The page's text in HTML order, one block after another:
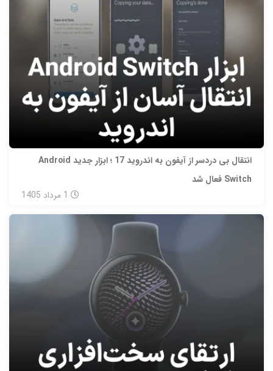
انتقال بی‌ دردسر از آیفون به اندروید 17 ؛ ابزار جدید Android
Switch فعال شد
1 مرداد 1405